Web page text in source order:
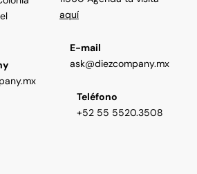
aquí
E-mail
ask@diezcompany.mx
Teléfono
+52 55 5520.3508